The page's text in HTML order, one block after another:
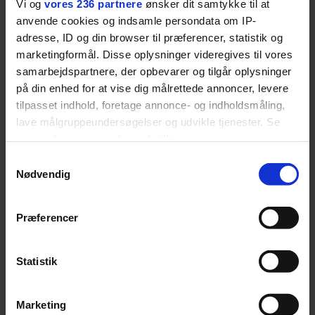
Vi og vores 236 partnere ønsker dit samtykke til at
anvende cookies og indsamle persondata om IP-
adresse, ID og din browser til præferencer, statistik og
marketingformål. Disse oplysninger videregives til vores
samarbejdspartnere, der opbevarer og tilgår oplysninger
på din enhed for at vise dig målrettede annoncer, levere
tilpasset indhold, foretage annonce- og indholdsmåling,
lave målgruppeundersøgelser og udvikle tjenester. Se
tilbage eller ændre indstillinger fra vores
"Cookiedeklaration", eller ved at trykke på "Privacy
at kunne levere og finansiere relevant journalistisk
Nødvendig
Præferencer
Statistik
Marketing
fortællerens plads i et portræt om
arv, angst, familieliv, frygten for
at miste stemmen og den
livsglæde, han nægter at give slip
på.
LIVSSTIL
SPONSORERET INDHOLD
Fra BOSS OPEN i Stuttgart til det kommende partnerskab
med Australian Open cementerer BOSS sin position i
livsstil.